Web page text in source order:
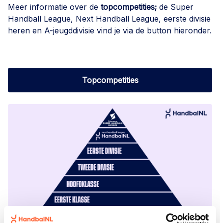
Meer informatie over de topcompetities; de Super
Handball League, Next Handball League, eerste divisie
heren en A-jeugddivisie vind je via de button hieronder.
Topcompetities